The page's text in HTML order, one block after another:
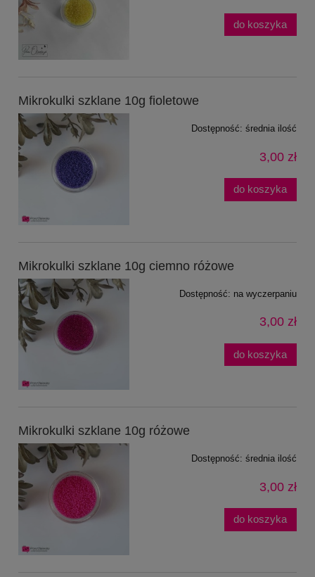
do koszyka
Mikrokulki szklane 10g fioletowe
Dostępność: średnia ilość
3,00 zł
do koszyka
Mikrokulki szklane 10g ciemno różowe
Dostępność: na wyczerpaniu
3,00 zł
do koszyka
Mikrokulki szklane 10g różowe
Dostępność: średnia ilość
3,00 zł
do koszyka